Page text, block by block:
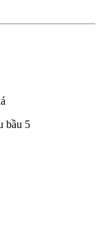
bầu 5